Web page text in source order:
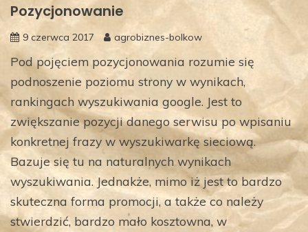
Pozycjonowanie
9 czerwca 2017 agrobiznes-bolkow
Pod pojęciem pozycjonowania rozumie się
podnoszenie poziomu strony w wynikach,
rankingach wyszukiwania google. Jest to
zwiększanie pozycji danego serwisu po wpisaniu
konkretnej frazy w wyszukiwarkę sieciową.
Bazuje się tu na naturalnych wynikach
wyszukiwania. Jednakże, mimo iż jest to bardzo
skuteczna forma promocji, a także co należy
stwierdzić, bardzo mało kosztowna, w